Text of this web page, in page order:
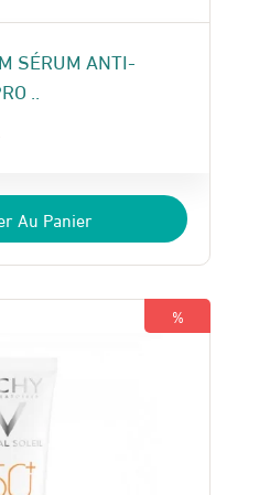
SÉRUM ANTI-
..
Au Panier
%